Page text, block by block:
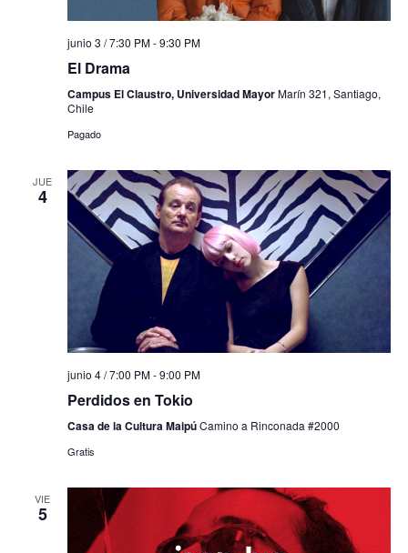
junio 3 / 7:30 PM-9:30 PM
El Drama
Campus El Claustro, Universidad MayorMarín 321, Santiago,
Chile
Pagado
JUE
4
junio 4 / 7:00 PM-9:00 PM
Perdidos en Tokio
Casa de la Cultura MaipúCamino a Rinconada #2000
Gratis
VIE
5